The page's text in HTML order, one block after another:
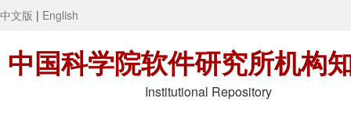
中文版 | English
中国科学院软件研究所机构
Institutional Repository